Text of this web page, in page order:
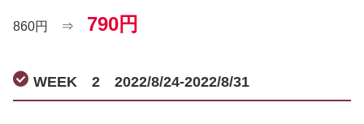
860円 ⇒ 790円
WEEK 2 2022/8/24-2022/8/31